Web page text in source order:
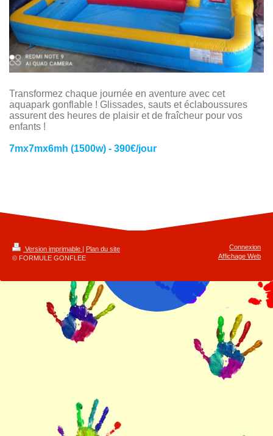
Transformez chaque journée en aventure avec cet
aquapark gonflable ! Glissades, sauts et éclaboussures
assurent des heures de plaisir et de fraîcheur pour vos
enfants !
7mx7mx6mh (1500w) - 390€/jour
Version imprimable
Plan du site
© FORMULE GONFLEE
Connexion
Affichage Web